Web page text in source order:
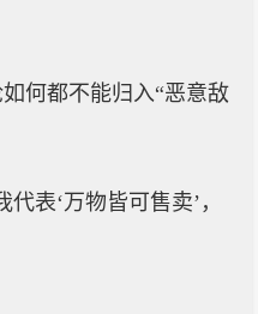
何都不能归入“恶意敌
表‘万物皆可售卖’，